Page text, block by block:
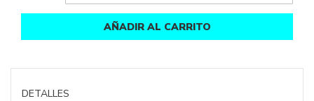
AÑADIR AL CARRITO
DETALLES